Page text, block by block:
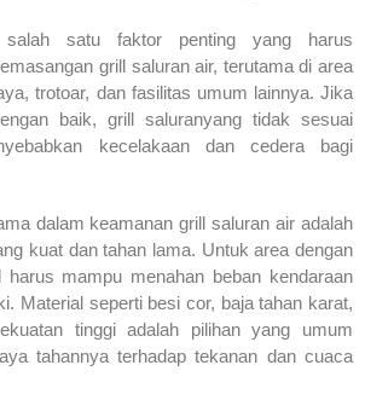
salah satu faktor penting yang harus
grill saluran air, terutama di area
trotoar, dan fasilitas umum lainnya. Jika
baik, grill saluranyang tidak sesuai
kecelakaan dan cedera bagi
dalam keamanan grill saluran air adalah
kuat dan tahan lama. Untuk area dengan
harus mampu menahan beban kendaraan
Material seperti besi cor, baja tahan karat,
tinggi adalah pilihan yang umum
tahannya terhadap tekanan dan cuaca